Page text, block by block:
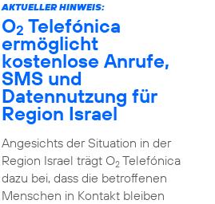
AKTUELLER HINWEIS:
O2 Telefónica
ermöglicht
kostenlose Anrufe,
SMS und
Datennutzung für
Region Israel
Angesichts der Situation in der
Region Israel trägt O2Telefónica
dazu bei, dass die betroffenen
Menschen in Kontakt bleiben